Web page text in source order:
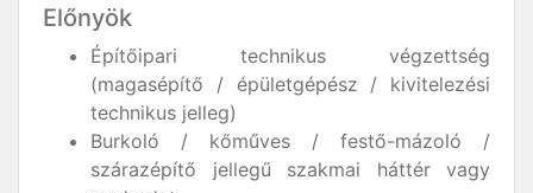
Előnyök
Építőipari technikus végzettség
(magasépítő / épületgépész / kivitelezési
technikus jelleg)
Burkoló / kőműves / festő-mázoló /
szárazépítő jellegű szakmai háttér vagy